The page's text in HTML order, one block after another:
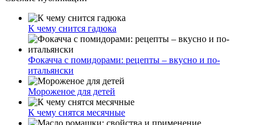
К чему снится гадюка
Фокачча с помидорами: рецепты – вкусно и по-
итальянски
Мороженое для детей
К чему снятся месячные